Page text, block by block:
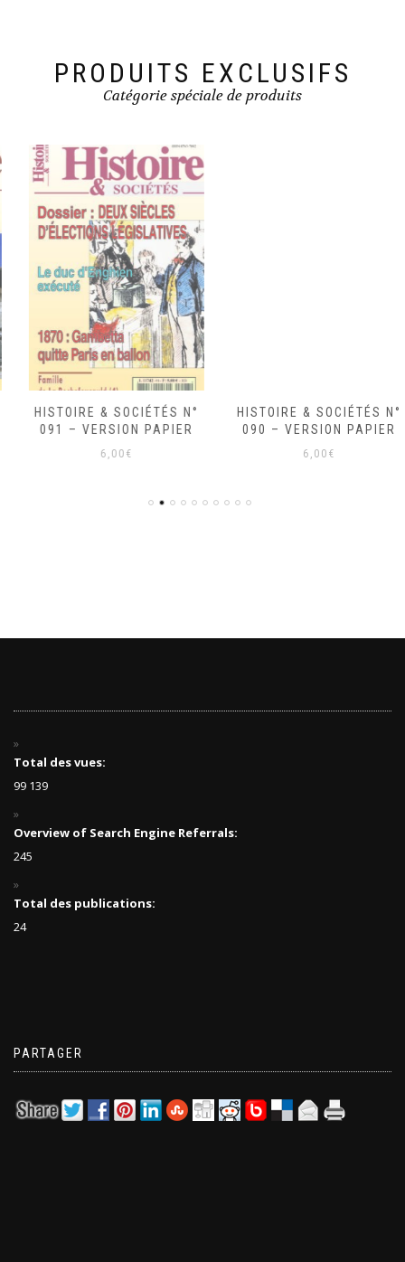
PRODUITS EXCLUSIFS
Catégorie spéciale de produits
HISTOIRE & SOCIÉTÉS N°
091 – VERSION PAPIER
6,00 €
HISTOIRE & SOCIÉTÉS N°
090 – VERSION PAPIER
6,00 €
Total des vues:
99 139
Overview of Search Engine Referrals:
245
Total des publications:
24
PARTAGER